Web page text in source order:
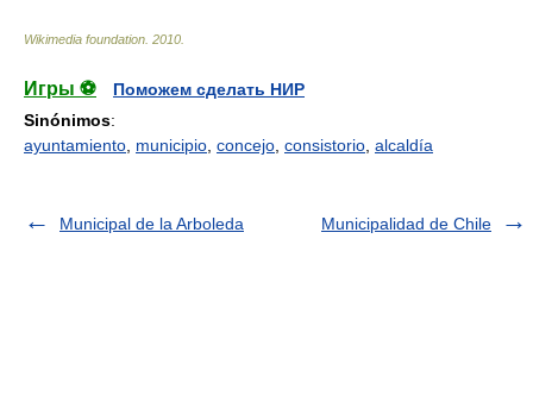
Wikimedia foundation 2010
Игры ⚽
Поможем сделать НИР
Sinónimos:
ayuntamiento municipio concejo consistorio alcaldía
Municipal de la Arboleda Municipalidad de Chile